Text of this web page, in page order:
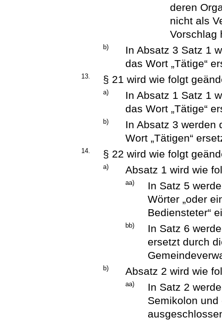
deren
nicht als
Vorschlag
b)
In Absatz 3 Satz 1
das Wort „Tätige“
13. § 21 wird wie folgt
a)
In Absatz 1 Satz 1
das Wort „Tätige“
b)
In Absatz 3 werden
Wort „Tätigen“
14. § 22 wird wie folgt
a) Absatz 1 wird wie
aa)
In Satz 5
Wörter „oder
Bediensteter“
bb)
In Satz 6
ersetzt durch
b) Absatz 2 wird wie
aa)
In Satz 2
Semikolon und